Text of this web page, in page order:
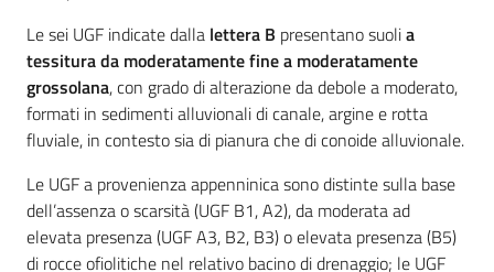
Le sei UGF indicate dalla lettera B presentano suolia
tessitura da moderatamente fine a moderatamente
grossolana, con grado di alterazione da debole a moderato,
formati in sedimenti alluvionali di canale, argine e rotta
fluviale, in contesto sia di pianura che di conoide alluvionale.
Le UGF a provenienza appenninica sono distinte sulla base
dell’assenza o scarsità (UGF B1, A2), da moderata ad
elevata presenza (UGF A3, B2, B3) o elevata presenza (B5)
di rocce ofiolitiche nel relativo bacino di drenaggio; le UGF